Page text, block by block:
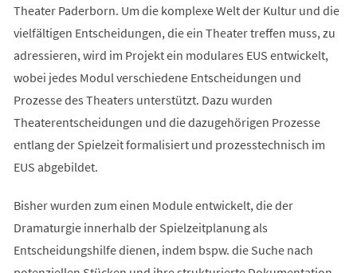
Theater Paderborn. Um die komplexe Welt der Kultur und die
vielfältigen Entscheidungen, die ein Theater treffen muss, zu
adressieren, wird im Projekt ein modulares EUS entwickelt,
wobei jedes Modul verschiedene Entscheidungen und
Prozesse des Theaters unterstützt. Dazu wurden
Theaterentscheidungen und die dazugehörigen Prozesse
entlang der Spielzeit formalisiert und prozesstechnisch im
EUS abgebildet.
Bisher wurden zum einen Module entwickelt, die der
Dramaturgie innerhalb der Spielzeitplanung als
Entscheidungshilfe dienen, indem bspw. die Suche nach